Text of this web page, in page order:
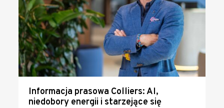
Informacja prasowa Colliers: AI,
niedobory energii i starzejące się